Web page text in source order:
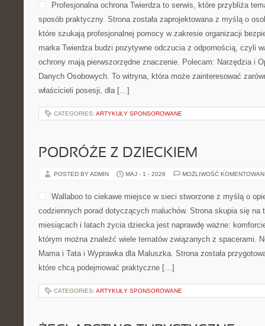
Profesjonalna ochrona Twierdza to serwis, które przybliża
sposób praktyczny. Strona została zaprojektowana z myślą o
które szukają profesjonalnej pomocy w zakresie organizacji
marka Twierdza budzi pozytywne odczucia z odpornością, czyli
ochrony mają pierwszorzędne znaczenie. Polecam: Narzędzia i
Danych Osobowych. To witryna, która może zainteresować
właścicieli posesji, dla […]
CATEGORIES: ARTYKUŁY SPONSOROWANE
PODRÓŻE Z DZIECKIEM
POSTED BY ADMIN MAJ - 1 - 2026 MOŻLIWOŚĆ
Wallaboo to ciekawe miejsce w sieci stworzone z myślą o
codziennych porad dotyczących maluchów. Strona skupia się na
miesiącach i latach życia dziecka jest naprawdę ważne:
którym można znaleźć wiele tematów związanych z spacerami.
Mama i Tata i Wyprawka dla Maluszka. Strona została
które chcą podejmować praktyczne […]
CATEGORIES: ARTYKUŁY SPONSOROWANE